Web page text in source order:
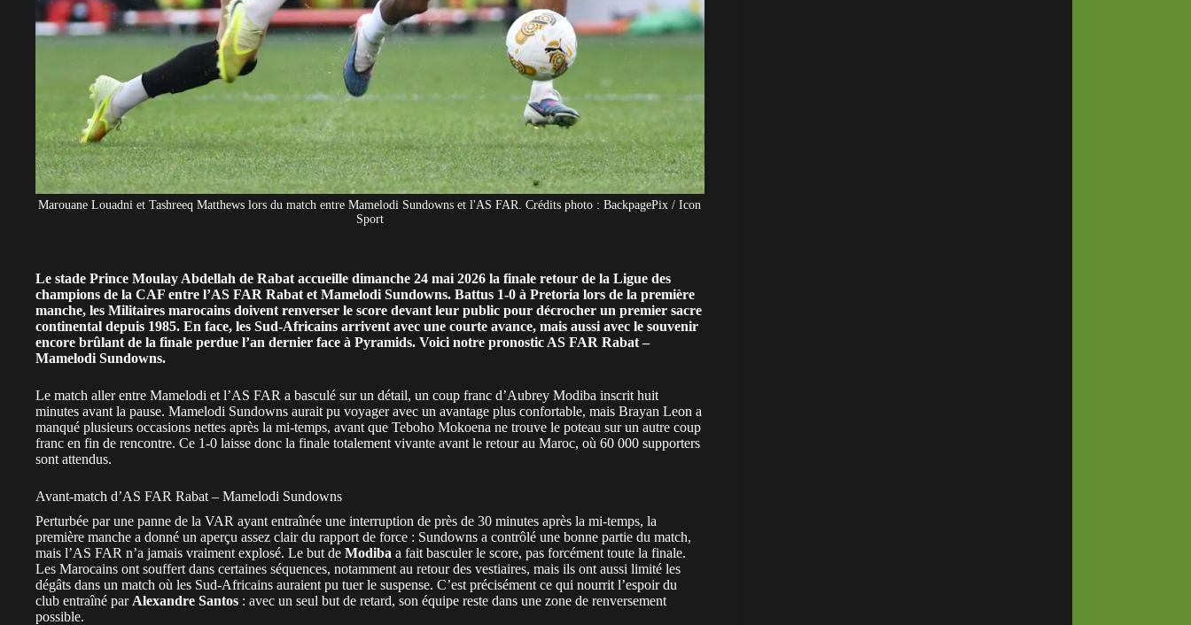
Marouane Louadni et Tashreeq Matthews lors du match entre Mamelodi Sundowns et l'AS FAR. Crédits photo : BackpagePix / Icon
Sport
Le stade Prince Moulay Abdellah de Rabat accueille dimanche 24 mai 2026 la finale retour de la Ligue des
champions de la CAF entre l’AS FAR Rabat et Mamelodi Sundowns. Battus 1-0 à Pretoria lors de la première
manche, les Militaires marocains doivent renverser le score devant leur public pour décrocher un premier sacre
continental depuis 1985. En face, les Sud-Africains arrivent avec une courte avance, mais aussi avec le souvenir
encore brûlant de la finale perdue l’an dernier face à Pyramids. Voici notre pronostic AS FAR Rabat –
Mamelodi Sundowns.
Le match aller entre Mamelodi et l’AS FAR a basculé sur un détail, un coup franc d’Aubrey Modiba inscrit huit
minutes avant la pause. Mamelodi Sundowns aurait pu voyager avec un avantage plus confortable, mais Brayan Leon a
manqué plusieurs occasions nettes après la mi-temps, avant que Teboho Mokoena ne trouve le poteau sur un autre coup
franc en fin de rencontre. Ce 1-0 laisse donc la finale totalement vivante avant le retour au Maroc, où 60 000 supporters
sont attendus.
Avant-match d’AS FAR Rabat – Mamelodi Sundowns
Perturbée par une panne de la VAR ayant entraînée une interruption de près de 30 minutes après la mi-temps, la
première manche a donné un aperçu assez clair du rapport de force : Sundowns a contrôlé une bonne partie du match,
mais l’AS FAR n’a jamais vraiment explosé. Le but de Modiba a fait basculer le score, pas forcément toute la finale.
Les Marocains ont souffert dans certaines séquences, notamment au retour des vestiaires, mais ils ont aussi limité les
dégâts dans un match où les Sud-Africains auraient pu tuer le suspense. C’est précisément ce qui nourrit l’espoir du
club entraîné par Alexandre Santos : avec un seul but de retard, son équipe reste dans une zone de renversement
possible.